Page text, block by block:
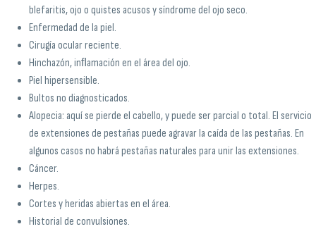
blefaritis, ojo o quistes acusos y síndrome del ojo seco.
Enfermedad de la piel.
Cirugía ocular reciente.
Hinchazón, inﬂamación en el área del ojo.
Piel hipersensible.
Bultos no diagnosticados.
Alopecia: aquí se pierde el cabello, y puede ser parcial o total. El servicio
de extensiones de pestañas puede agravar la caída de las pestañas. En
algunos casos no habrá pestañas naturales para unir las extensiones.
Cáncer.
Herpes.
Cortes y heridas abiertas en el área.
Historial de convulsiones.